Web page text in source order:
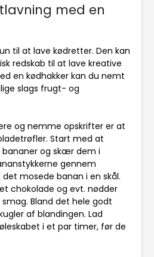
med en
til at lave kødretter. Den kan
redskab til at lave kreative
en kødhakker kan du nemt
slags frugt- og
og nemme opskrifter er at
Start med at
og skær dem i
gennem
mosede banan i en skål.
chokolade og evt. nødder
Bland det hele godt
af blandingen. Lad
i et par timer, før de